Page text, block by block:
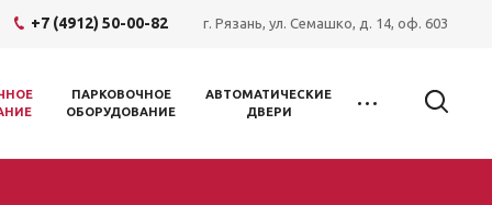
г. Рязань, ул. Семашко, д. 14, оф. 603
+7 (4912) 50-00-82
ПАРКОВОЧНОЕ
ОБОРУДОВАНИЕ
АВТОМАТИЧЕСКИЕ
ДВЕРИ